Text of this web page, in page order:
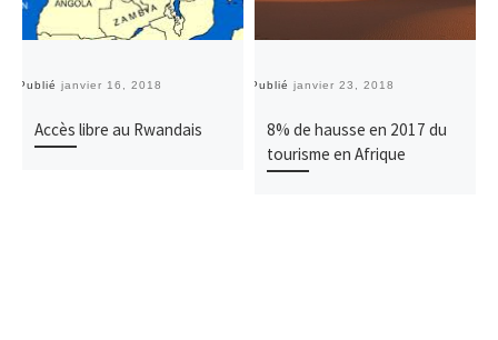
Publié janvier 16, 2018
Accès libre au Rwandais
Publié janvier 23, 2018
8% de hausse en 2017 du
tourisme en Afrique